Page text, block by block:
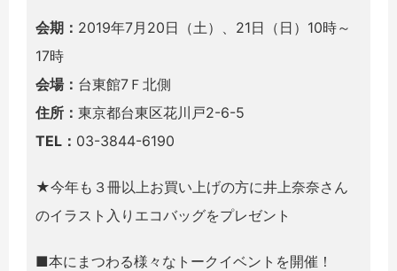
会期： 2019年7月20日（土）、21日（日）10時～
17時
会場： 台東館7Ｆ北側
住所： 東京都台東区花川戸2-6-5
TEL： 03-3844-6190
★今年も３冊以上お買い上げの方に井上奈奈さん
のイラスト入りエコバッグをプレゼント
■本にまつわる様々なトークイベントを開催！